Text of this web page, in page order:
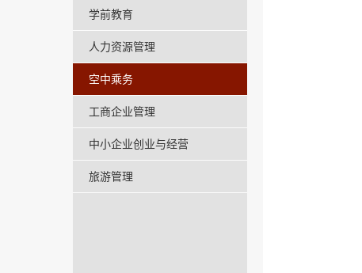
学前教育
人力资源管理
空中乘务
工商企业管理
中小企业创业与经营
旅游管理